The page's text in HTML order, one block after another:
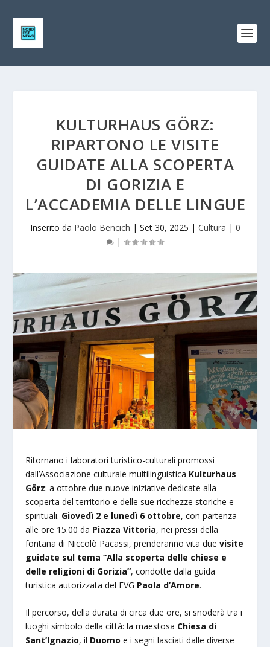
KULTURHAUS GÖRZ:
RIPARTONO LE VISITE
GUIDATE ALLA SCOPERTA
DI GORIZIA E
L’ACCADEMIA DELLE LINGUE
Inserito da Paolo Bencich | Set 30, 2025 | Cultura | 0
|
Ritornano i laboratori turistico-culturali promossi
dall’Associazione culturale multilinguistica Kulturhaus
Görz: a ottobre due nuove iniziative dedicate alla
scoperta del territorio e delle sue ricchezze storiche e
spirituali. Giovedì 2 e lunedì 6 ottobre, con partenza
alle ore 15.00 da Piazza Vittoria, nei pressi della
fontana di Niccolò Pacassi, prenderanno vita duevisite
guidate sul tema “Alla scoperta delle chiese e
delle religioni di Gorizia”, condotte dalla guida
turistica autorizzata del FVG Paola d’Amore.
Il percorso, della durata di circa due ore, si snoderà tra i
luoghi simbolo della città: la maestosa Chiesa di
Sant’Ignazio, il Duomo e i segni lasciati dalle diverse